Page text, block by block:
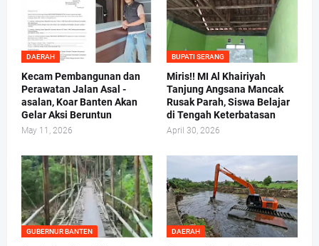
DAERAH
Kecam Pembangunan dan
Perawatan Jalan Asal -
asalan, Koar Banten Akan
Gelar Aksi Beruntun
May 11, 2026
BUPATI SERANG
Miris!! MI Al Khairiyah
Tanjung Angsana Mancak
Rusak Parah, Siswa Belajar
di Tengah Keterbatasan
April 30, 2026
GUBERNUR BANTEN DAERAH